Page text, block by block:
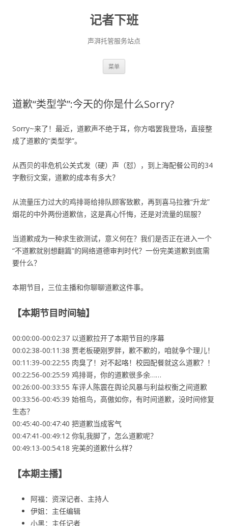
记者下班
声湃托管服务站点
菜单
道歉“类型学”:今天的你是什么Sorry?
Sorry~来了！最近，道歉声不绝于耳，你方唱罢我登场，直接整
成了道歉的“类型学”。
从西贝的非危机公关式发（硬）声（怼），到上海配餐公司的34
字敷衍文案，道歉的成本有多大？
从流量压力过大的鸡排哥给排队顾客致歉，再到喜马拉雅“升龙”
烟花的中外两份道歉信，这是真心忏悔，还是对流量的屈服？
当道歉成为一种求生欲测试，意义何在？我们是否正在进入一个
“不道歉就别想翻篇”的网络道德审判时代？一份完美道歉到底需
要什么？
本期节目，三位主播和你聊聊道歉这件事。
【本期节目时间轴】
00:00:00-00:02:37 以道歉拉开了本期节目的序幕
00:02:38-00:11:38 贾老板硬刚罗胖，歉不歉的，咱就争个理儿！
00:11:39-00:22:55 肉臭了！对不起咯！校园配餐就这么道歉？！
00:22:56-00:25:59 鸡排哥，你的道歉很多余……
00:26:00-00:33:55 车评人陈震在舆论风暴与利益权衡之间道歉
00:33:56-00:45:39 始祖鸟，高傲如你，有时间道歉，没时间修复
生态？
00:45:40-00:47:40 把道歉当成客气
00:47:41-00:49:12 你轧我脚了，怎么道歉呢？
00:49:13-00:54:18 完美的道歉什么样？
【本期主播】
阿福：资深记者、主持人
伊姐：主任编辑
小黑：主任记者